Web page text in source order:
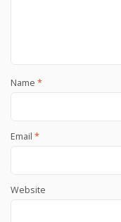
Name *
Email *
Website